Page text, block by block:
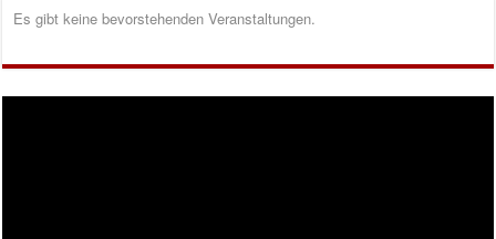
Es gibt keine bevorstehenden Veranstaltungen.